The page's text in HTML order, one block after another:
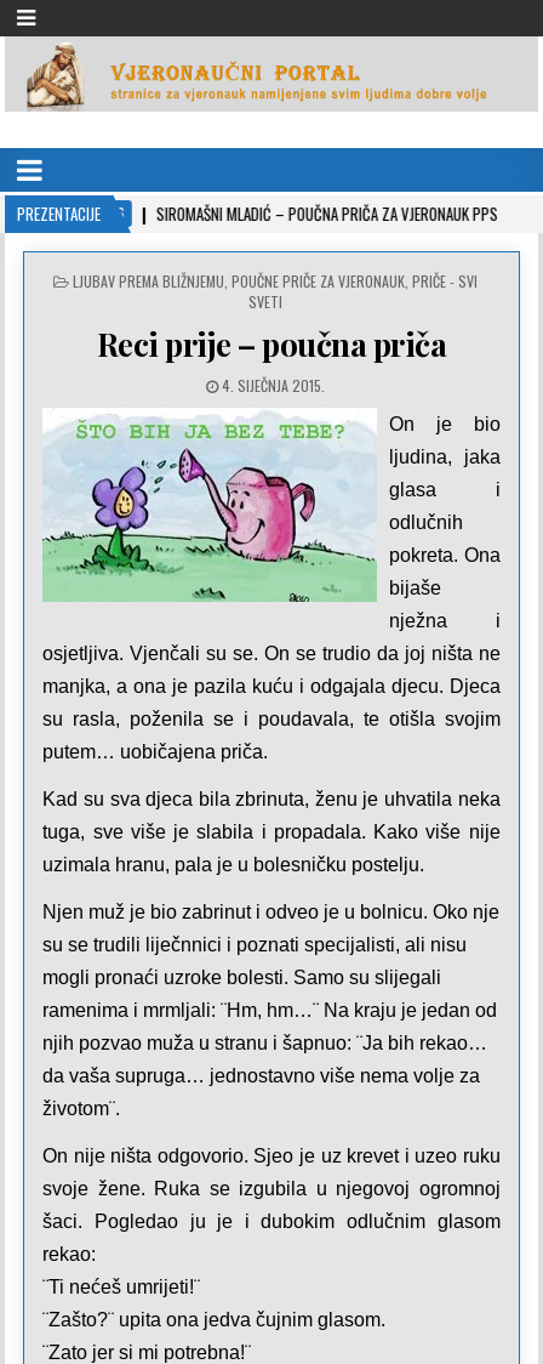
VJERONAUČNI PORTAL
PREZENTACIJE
10-26 SIROMAŠNI MLADIĆ – POUČNA PRIČA ZA VJERONAUK PPS 2021-
POSTED
LJUBAV PREMA BLIŽNJEMU POUČNE PRIČE ZA VJERONAUK PRIČE - SVI
SVETI
Reci prije – poučna priča
4. SIJEČNJA 2015.
On je bio
ljudina, jaka
glasa i
odlučnih
pokreta. Ona
bijaše
nježna i
osjetljiva. Vjenčali su se. On se trudio da joj ništa ne
manjka, a ona je pazila kuću i odgajala djecu. Djeca
su rasla, poženila se i poudavala, te otišla svojim
putem… uobičajena priča.
Kad su sva djeca bila zbrinuta, ženu je uhvatila neka
tuga, sve više je slabila i propadala. Kako više nije
uzimala hranu, pala je u bolesničku postelju.
Njen muž je bio zabrinut i odveo je u bolnicu. Oko nje
su se trudili liječnnici i poznati specijalisti, ali nisu
mogli pronaći uzroke bolesti. Samo su slijegali
ramenima i mrmljali: ¨Hm, hm…¨ Na kraju je jedan od
njih pozvao muža u stranu i šapnuo: ¨Ja bih rekao…
da vaša supruga… jednostavno više nema volje za
životom¨.
On nije ništa odgovorio. Sjeo je uz krevet i uzeo ruku
svoje žene. Ruka se izgubila u njegovoj ogromnoj
šaci. Pogledao ju je i dubokim odlučnim glasom
rekao:
¨Ti nećeš umrijeti!¨
¨Zašto?¨ upita ona jedva čujnim glasom.
¨Zato jer si mi potrebna!¨